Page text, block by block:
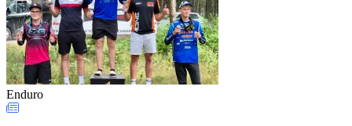
Enduro